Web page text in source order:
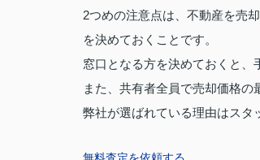
2つめの注意点は、不動産を売
を決めておくことです。
窓口となる方を決めておくと、
また、共有者全員で売却価格の
弊社が選ばれている理由はスタ